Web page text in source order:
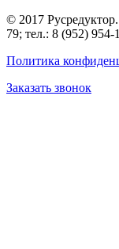
© 2017
79; тел.: 8 (952)
Политика
Заказать звонок